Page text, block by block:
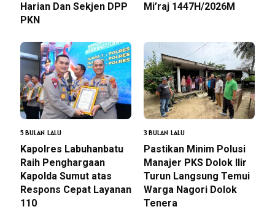
Harian Dan Sekjen DPP
PKN
Mi’raj 1447H/2026M
5 BULAN LALU
Kapolres Labuhanbatu
Raih Penghargaan
Kapolda Sumut atas
Respons Cepat Layanan
110
3 BULAN LALU
Pastikan Minim Polusi
Manajer PKS Dolok Ilir
Turun Langsung Temui
Warga Nagori Dolok
Tenera